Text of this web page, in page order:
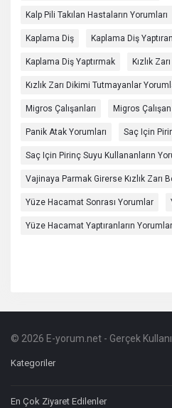
Kalp Pili Takılan Hastaların Yorumları
Kaplama Diş Kaplama Diş
Kaplama Diş Yaptırmak Kızlık
Kızlık Zarı Dikimi Tutmayanlar
Migros Çalışanları Migros
Panik Atak Yorumları Saç Için
Saç Için Pirinç Suyu Kullananların
Vajinaya Parmak Girerse Kızlık Zarı
Yüze Hacamat Sonrası Yorumlar
Yüze Hacamat Yaptıranların
Footer
Hakkında
© 2026 E-yorum.net - Gerçek
Kategoriler
En Çok Ziyaret Edilenler